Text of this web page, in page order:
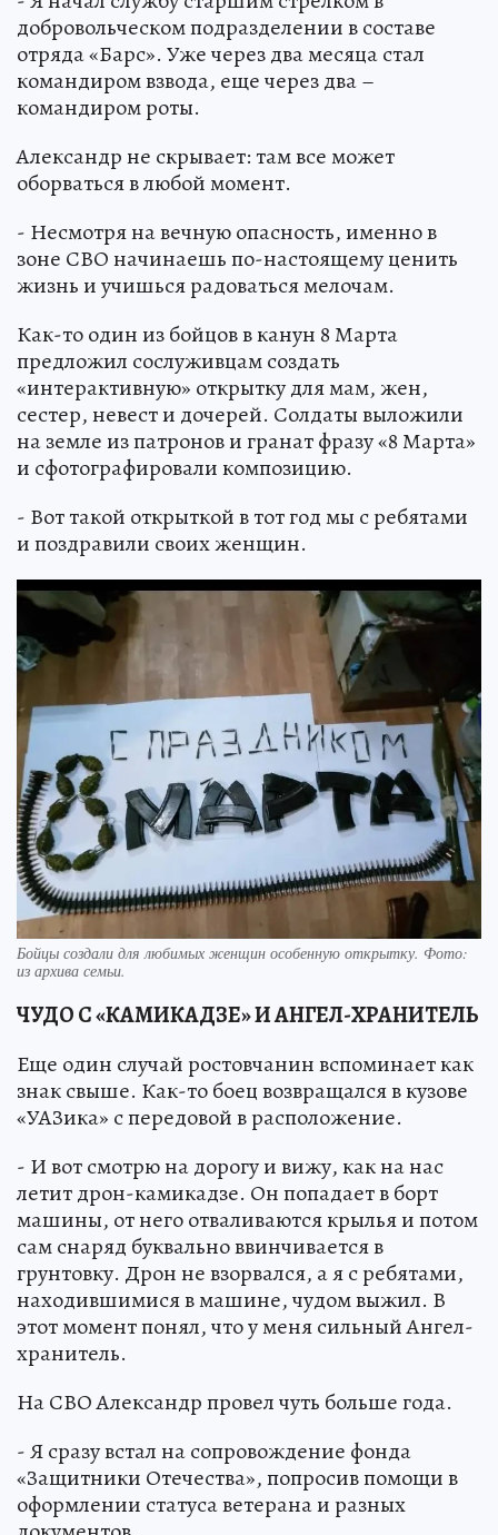
добровольческом подразделении в составе
отряда «Барс». Уже через два месяца стал
командиром взвода, еще через два –
командиром роты.
Александр не скрывает: там все может
оборваться в любой момент.
- Несмотря на вечную опасность, именно в
зоне СВО начинаешь по-настоящему ценить
жизнь и учишься радоваться мелочам.
Как-то один из бойцов в канун 8 Марта
предложил сослуживцам создать
«интерактивную» открытку для мам, жен,
сестер, невест и дочерей. Солдаты выложили
на земле из патронов и гранат фразу «8 Марта»
и сфотографировали композицию.
- Вот такой открыткой в тот год мы с ребятами
и поздравили своих женщин.
Бойцы создали для любимых женщин особенную открытку. Фото:
из архива семьи.
ЧУДО С «КАМИКАДЗЕ» И АНГЕЛ-ХРАНИТЕЛЬ
Еще один случай ростовчанин вспоминает как
знак свыше. Как-то боец возвращался в кузове
«УАЗика» с передовой в расположение.
- И вот смотрю на дорогу и вижу, как на нас
летит дрон-камикадзе. Он попадает в борт
машины, от него отваливаются крылья и потом
сам снаряд буквально ввинчивается в
грунтовку. Дрон не взорвался, а я с ребятами,
находившимися в машине, чудом выжил. В
этот момент понял, что у меня сильный Ангел-
хранитель.
На СВО Александр провел чуть больше года.
- Я сразу встал на сопровождение фонда
«Защитники Отечества», попросив помощи в
оформлении статуса ветерана и разных